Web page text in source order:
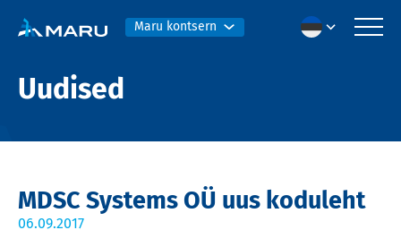
Maru kontsern
Uudised
MDSC Systems OÜ uus koduleht
06.09.2017